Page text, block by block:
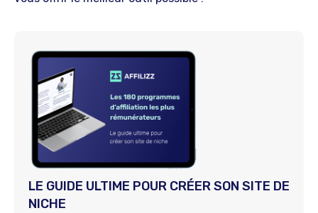
LE GUIDE ULTIME POUR CRÉER SON SITE DE
NICHE